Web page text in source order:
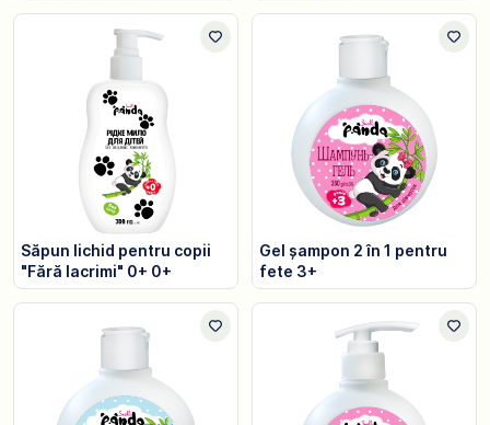
Săpun lichid pentru copii
"Fără lacrimi" 0+ 0+
Gel șampon 2 în 1 pentru
fete 3+